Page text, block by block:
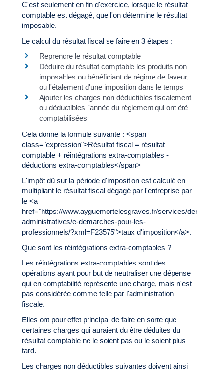
C'est seulement en fin d'exercice, lorsque le résultat
comptable est dégagé, que l'on détermine le résultat
imposable.
Le calcul du résultat fiscal se faire en 3 étapes :
Reprendre le résultat comptable
Déduire du résultat comptable les produits non
imposables ou bénéficiant de régime de faveur,
ou l'étalement d'une imposition dans le temps
Ajouter les charges non déductibles fiscalement
ou déductibles l'année du règlement qui ont été
comptabilisées
Cela donne la formule suivante : <span
class="expression">Résultat fiscal = résultat
comptable + réintégrations extra-comptables -
déductions extra-comptables</span>
L'impôt dû sur la période d'imposition est calculé en
multipliant le résultat fiscal dégagé par l'entreprise par
le <a
href="https://www.ayguemortelesgraves.fr/services/
administratives/e-demarches-pour-les-
professionnels/?xml=F23575">taux d'imposition</a>.
Que sont les réintégrations extra-comptables ?
Les réintégrations extra-comptables sont des
opérations ayant pour but de neutraliser une dépense
qui en comptabilité représente une charge, mais n'est
pas considérée comme telle par l'administration
fiscale.
Elles ont pour effet principal de faire en sorte que
certaines charges qui auraient du être déduites du
résultat comptable ne le soient pas ou le soient plus
tard.
Les charges non déductibles suivantes doivent ainsi